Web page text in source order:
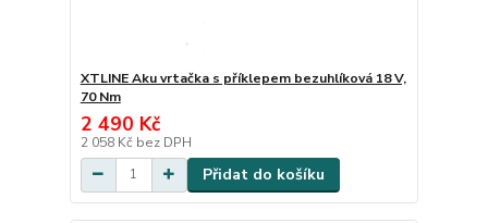
XTLINE Aku vrtačka s příklepem bezuhlíková 18 V,
70 Nm
2 490 Kč
2 058 Kč bez DPH
Přidat do košíku